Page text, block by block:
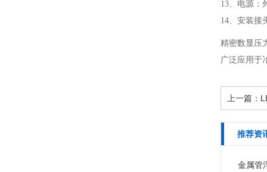
13、电源：
14、安装接
精密数显压
广泛应用于
上一篇：
推荐资
金属管